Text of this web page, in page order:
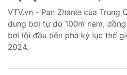
VTV.vn - Pan Zhanle của Trung
dung bơi tự do 100m nam,
bơi lội đầu tiên phá kỷ lục thế
2024.